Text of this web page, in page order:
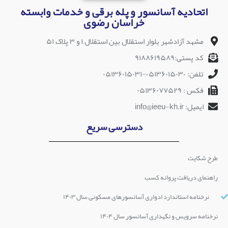
اتحادیه آسانسور و پله برقی و خدمات وابسته
خراسان رضوی
مشهد آزادشهر بلوار استقلال بین استقلال ۱ و ۳ پلاک ۵۱
کد پستی:۹۱۸۸۶۱۹۵۸۹
تلفن: ۰۵۱۳۶۰۱۵۰۳۰-۰۵۱۳۶۰۱۵۰۳۱
فکس : ۰۵۱۳۶۰۷۷۵۲۹
ایمیل: info@ieeu-kh.ir
دسترسی سریع
طرح شکایت
راهنمای دریافت پروانه کسب
نرخنامه استاندارد ادواری آسانسورهای مسکونی سال ۱۴۰۳
نرخنامه سرویس و نگهداری آسانسور سال ۱۴۰۴